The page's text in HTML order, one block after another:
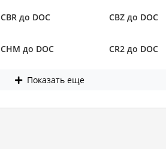
CBR до DOC CBZ до DOC
CHM до DOC CR2 до DOC
Показать еще